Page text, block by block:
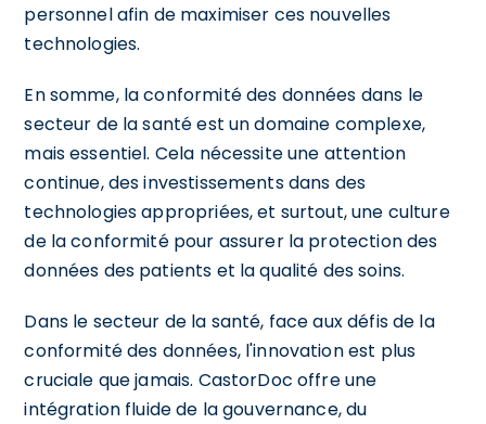
personnel afin de maximiser ces nouvelles
technologies.
En somme, la conformité des données dans le
secteur de la santé est un domaine complexe,
mais essentiel. Cela nécessite une attention
continue, des investissements dans des
technologies appropriées, et surtout, une culture
de la conformité pour assurer la protection des
données des patients et la qualité des soins.
Dans le secteur de la santé, face aux défis de la
conformité des données, l'innovation est plus
cruciale que jamais. CastorDoc offre une
intégration fluide de la gouvernance, du